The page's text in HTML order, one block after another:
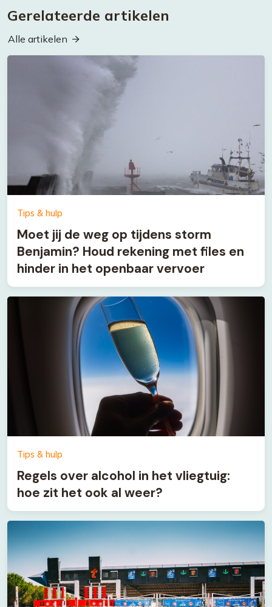
Gerelateerde artikelen
Alle artikelen
Tips & hulp
Moet jij de weg op tijdens storm
Benjamin? Houd rekening met files en
hinder in het openbaar vervoer
Tips & hulp
Regels over alcohol in het vliegtuig:
hoe zit het ook al weer?